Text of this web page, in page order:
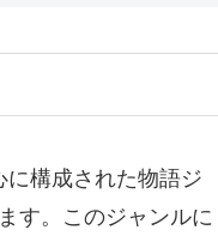
に構成された物語ジ
す。このジャンルに